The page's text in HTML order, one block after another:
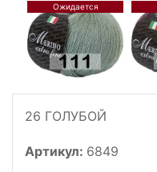
26 ГОЛУБОЙ
Артикул: 6849